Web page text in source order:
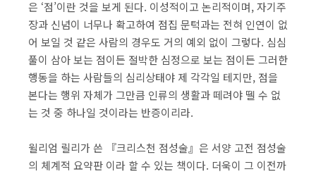
은 ‘점’이란 것을 보게 된다. 이성적이고 논리적이며, 자기주
장과 신념이 너무나 확고하여 점집 문턱과는 전혀 인연이 없
어 보일 것 같은 사람의 경우도 거의 예외 없이 그렇다. 심심
풀이 삼아 보는 점이든 절박한 심정으로 보는 점이든 그러한
행동을 하는 사람들의 심리상태야 제 각각일 테지만, 점을
본다는 행위 자체가 그만큼 인류의 생활과 떼려야 뗄 수 없
는 것 중 하나일 것이라는 반증이리라.
윌리엄 릴리가 쓴 『크리스천 점성술』은 서양 고전 점성술
의 체계적 요약판 이라 할 수 있는 책이다. 더욱이 그 이전까